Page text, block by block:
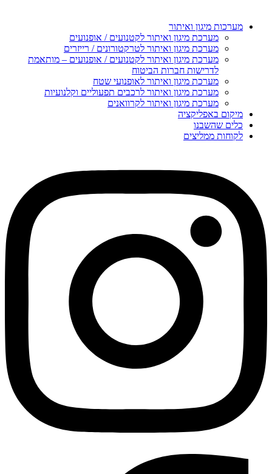
מערכות מיגון ואיתור
מערכת מיגון ואיתור לקטנועים / אופנועים
מערכת מיגון ואיתור לטרקטורונים / רייזרים
מערכת מיגון ואיתור לקטנועים / אופנועים – מותאמת
לדרישות חברות הביטוח
מערכת מיגון ואיתור לאופנועי שטח
מערכת מיגון ואיתור לרכבים תפעוליים וקלנועיות
מערכת מיגון ואיתור לקרוואנים
מיקום באפליקציה
כלים שהשבנו
לקוחות ממליצים